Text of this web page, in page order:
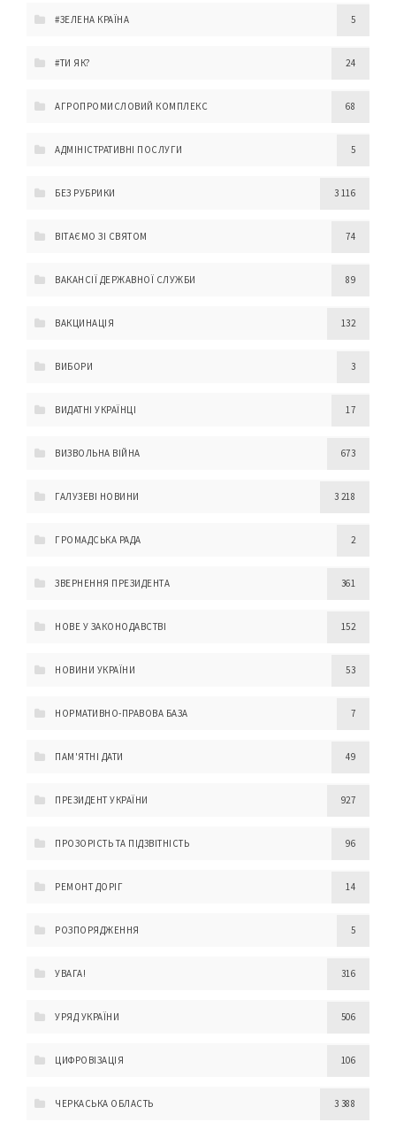
#ЗЕЛЕНА КРАЇНА 5
#ТИ ЯК? 24
АГРОПРОМИСЛОВИЙ КОМПЛЕКС 68
АДМІНІСТРАТИВНІ ПОСЛУГИ 5
БЕЗ РУБРИКИ 3 116
ВІТАЄМО ЗІ СВЯТОМ 74
ВАКАНСІЇ ДЕРЖАВНОЇ СЛУЖБИ 89
ВАКЦИНАЦІЯ 132
ВИБОРИ 3
ВИДАТНІ УКРАЇНЦІ 17
ВИЗВОЛЬНА ВІЙНА 673
ГАЛУЗЕВІ НОВИНИ 3 218
ГРОМАДСЬКА РАДА 2
ЗВЕРНЕННЯ ПРЕЗИДЕНТА 361
НОВЕ У ЗАКОНОДАВСТВІ 152
НОВИНИ УКРАЇНИ 53
НОРМАТИВНО-ПРАВОВА БАЗА 7
ПАМ'ЯТНІ ДАТИ 49
ПРЕЗИДЕНТ УКРАЇНИ 927
ПРОЗОРІСТЬ ТА ПІДЗВІТНІСТЬ 96
РЕМОНТ ДОРІГ 14
РОЗПОРЯДЖЕННЯ 5
УВАГА! 316
УРЯД УКРАЇНИ 506
ЦИФРОВІЗАЦІЯ 106
ЧЕРКАСЬКА ОБЛАСТЬ 3 388